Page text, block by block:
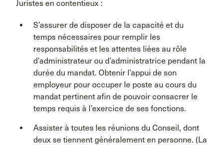
Juristes en contentieux :
S’assurer de disposer de la capacité et du
temps nécessaires pour remplir les
responsabilités et les attentes liées au rôle
d’administrateur ou d’administratrice pendant la
durée du mandat. Obtenir l’appui de son
employeur pour occuper le poste au cours du
mandat pertinent afin de pouvoir consacrer le
temps requis à l’exercice de ses fonctions.
Assister à toutes les réunions du Conseil, dont
deux se tiennent généralement en personne. (La